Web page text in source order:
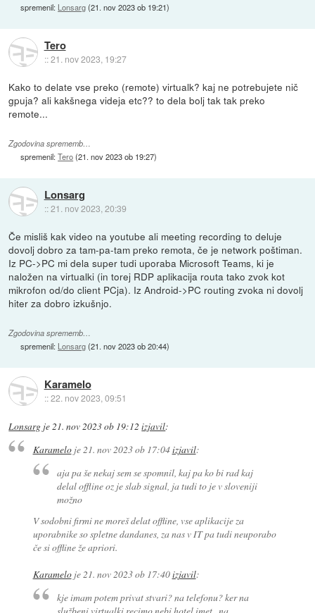
spremenil: Lonsarg(21. nov 2023 ob 19:21)
Tero
::21. nov 2023, 19:27
Kako to delate vse preko (remote) virtualk? kaj ne potrebujete nič
gpuja? ali kakšnega videja etc?? to dela bolj tak tak preko
remote...
Zgodovina sprememb…
spremenil:Tero(21. nov 2023 ob 19:27)
Lonsarg
::21. nov 2023, 20:39
Če misliš kak video na youtube ali meeting recording to deluje
dovolj dobro za tam-pa-tam preko remota, če je network poštiman.
Iz PC->PC mi dela super tudi uporaba Microsoft Teams, ki je
naložen na virtualki (in torej RDP aplikacija routa tako zvok kot
mikrofon od/do client PCja). Iz Android->PC routing zvoka ni dovolj
hiter za dobro izkušnjo.
Zgodovina sprememb…
spremenil: Lonsarg(21. nov 2023 ob 20:44)
Karamelo
::22. nov 2023, 09:51
Lonsarg je 21. nov 2023 ob 19:12 izjavil:
Karameloje21. nov 2023 ob 17:04izjavil:
aja pa še nekaj sem se spomnil, kaj pa ko bi rad kaj
delal offline oz je slab signal, ja tudi to je v sloveniji
možno
V sodobni firmi ne moreš delat offline, vse aplikacije za
uporabnike so spletne dandanes, za nas v IT pa tudi neuporabo
če si offline že apriori.
Karameloje21. nov 2023 ob 17:40izjavil:
kje imam potem privat stvari? na telefonu? ker na
službeni virtualki recimo nebi hotel imet...na